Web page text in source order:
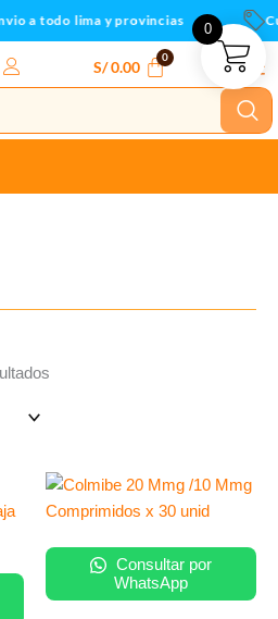
a todo lima y provincias
S/0.00
Consultar por
WhatsApp
0